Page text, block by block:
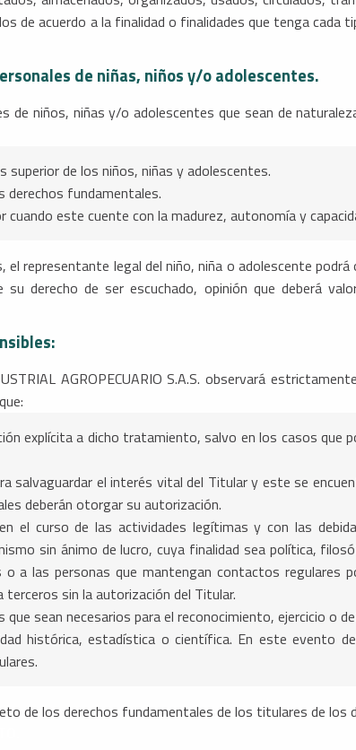
de acuerdo a la finalidad o finalidades que tenga cada
de niñas, niños y/o adolescentes.
de niños, niñas y/o adolescentes que sean de
superior de los niños, niñas y adolescentes.
derechos fundamentales.
cuando este cuente con la madurez, autonomía y
el representante legal del niño, niña o adolescente
su derecho de ser escuchado, opinión que deberá
AGROPECUARIO S.A.S. observará
explícita a dicho tratamiento, salvo en los casos que
salvaguardar el interés vital del Titular y este se
deberán otorgar su autorización.
el curso de las actividades legítimas y con las
sin ánimo de lucro, cuya finalidad sea política,
o a las personas que mantengan contactos regulares
sin la autorización del Titular.
sean necesarios para el reconocimiento, ejercicio o
histórica, estadística o científica. En este evento
de los derechos fundamentales de los titulares de los